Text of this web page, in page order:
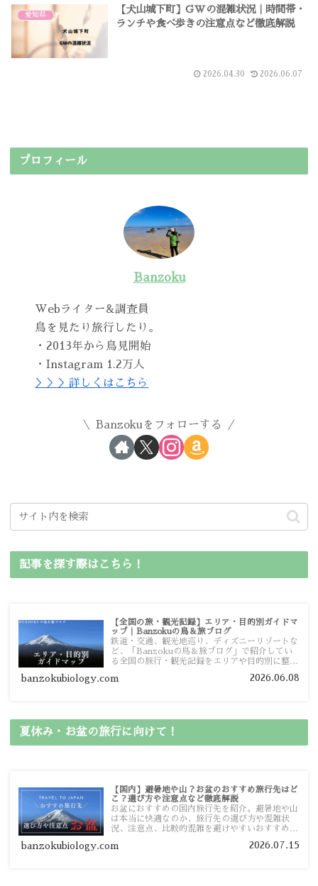
愛知県
【犬山城下町】GWの混雑状況｜時間帯・
ランチや食べ歩きの注意点など徹底解説
2026.04.30 2026.06.07
プロフィール
Banzoku
Webライター&調査員
鳥を見たり旅行したり。
・2013年から鳥見開始
・Instagram 1.2万人
＞＞＞詳しくはこちら
Banzokuをフォローする
記事を探す際はこちら！
【全国の旅・観光記録】エリア・目的別ガイドマ
ップ｜Banzokuの鳥＆旅ブログ
鉄道・交通、観光地巡り、ディズニーリゾートな
ど、「Banzokuの鳥＆旅ブログ」で紹介してい
る全国の旅行・観光記録をエリアや目的別に整理
ガイドマップからスムーズに見つけていただけま
banzokubiology.com 2026.06.08
夏休み・お盆の旅行に向けて！
【国内】避暑地や山？お盆のおすすめ旅行先はど
こ？選び方や注意点など徹底解説
お盆におすすめの国内旅行先を紹介。避暑地や山
は本当に快適なのか、旅行先の選び方や混雑状
況、注意点、比較的混雑を避けやすいおすすめス
す。
banzokubiology.com 2026.07.15